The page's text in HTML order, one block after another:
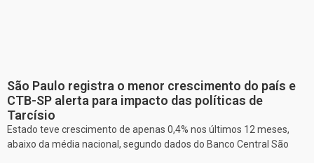
São Paulo registra o menor crescimento do país e
CTB-SP alerta para impacto das políticas de
Tarcísio
Estado teve crescimento de apenas 0,4% nos últimos 12 meses,
abaixo da média nacional, segundo dados do Banco Central São